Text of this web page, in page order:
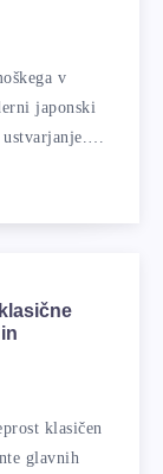
v
japonski
ustvarjanje.…
klasičen
glavnih